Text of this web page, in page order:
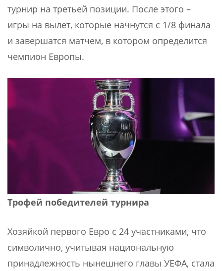
турнир на третьей позиции. После этого –
игры на вылет, которые начнутся с 1/8 финала
и завершатся матчем, в котором определится
чемпион Европы.
Трофей победителей турнира
Хозяйкой первого Евро с 24 участниками, что
символично, учитывая национальную
принадлежность нынешнего главы УЕФА, стала